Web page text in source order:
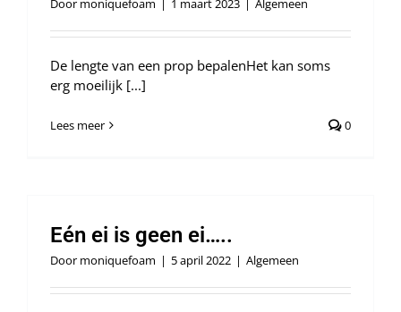
Door moniquefoam | 1 maart 2023 | Algemeen
De lengte van een prop bepalenHet kan soms
erg moeilijk [...]
Lees meer 0
Eén ei is geen ei…..
Door moniquefoam | 5 april 2022 | Algemeen